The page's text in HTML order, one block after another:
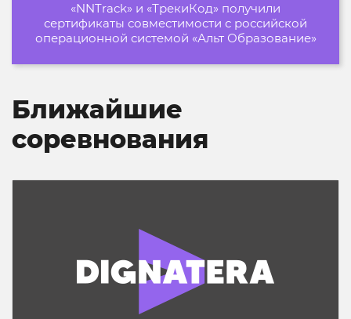
«NNTrack» и «ТрекиКод» получили
сертификаты совместимости с российской
операционной системой «Альт Образование»
Ближайшие
соревнования